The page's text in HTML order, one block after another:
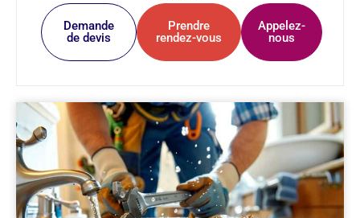
Demande
de devis
Prendre
rendez-vous
Appelez-
nous